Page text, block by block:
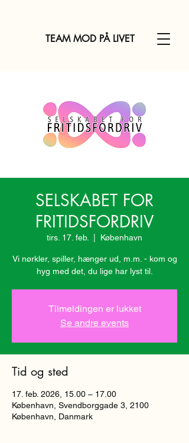
TEAM MOD PÅ LIVET
SELSKABET FOR
FRITIDSFORDRIV
tirs. 17. feb. København
Vi nørkler, spiller, hænger ud, m.m. - kom og
hyg med det, du lige har lyst til.
Tilmeldingen er lukket
Se andre events
Tid og sted
17. feb. 2026, 15.00 – 17.00
København, Svendborggade 3, 2100
København, Danmark